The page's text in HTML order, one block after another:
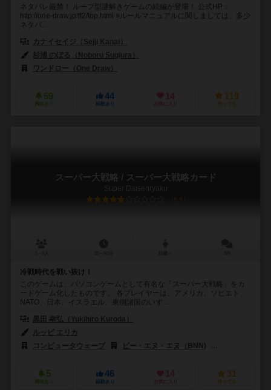
ネタバレ厳禁！ ループ型謎解きゲームの続編が登場！ 公式HP：
http://one-draw.jp/ff2/top.html ※ルールマニュアルに関しましては、多少
ネタバ...
カナイセイジ（Seiji Kanai）
杉浦 のぼる（Noboru Sugiura）
ワンドロー（One Draw）
59
興味あり
44
経験あり
14
お気に入り
119
持ってる
スーパー大戦略 / スーパー大戦略カード
Super Daisenryaku
5.9
冷戦時代を戦い抜け！
このゲームは、パソコンゲームとして有名な「スーパー大戦略」をカ
ードゲーム化したものです。 各プレイヤーは、アメリカ、ソビエト、
NATO、日本、イスラエル、東側諸国のいず...
黒田 幸弘（Yukihiro Kuroda）
ルッピ エリカ
コンピュータウェーブ
ビー・エヌ・エヌ（BNN)
5
興味あり
46
経験あり
14
お気に入り
31
持ってる